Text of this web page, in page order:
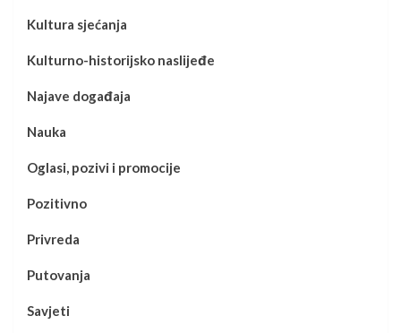
Kultura sjećanja
Kulturno-historijsko naslijeđe
Najave događaja
Nauka
Oglasi, pozivi i promocije
Pozitivno
Privreda
Putovanja
Savjeti